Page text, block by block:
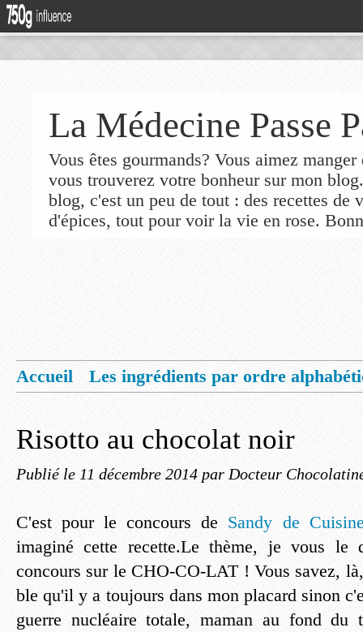
La Médecine Passe
Vous êtes gourmands? Vous aimez
vous trouverez votre bonheur sur mon
blog, c'est un peu de tout : des recettes de
d'épices, tout pour voir la vie en rose.
Accueil
Les ingrédients par ordre
Risotto au chocolat noir
Publié le 11 décembre 2014 par Docteur
C'est pour le concours de Sandy de
imaginé cette recette.Le thème, je vous
concours sur le CHO-CO-LAT ! Vous savez,
ble qu'il y a toujours dans mon placard sinon
guerre nucléaire totale, maman au fond